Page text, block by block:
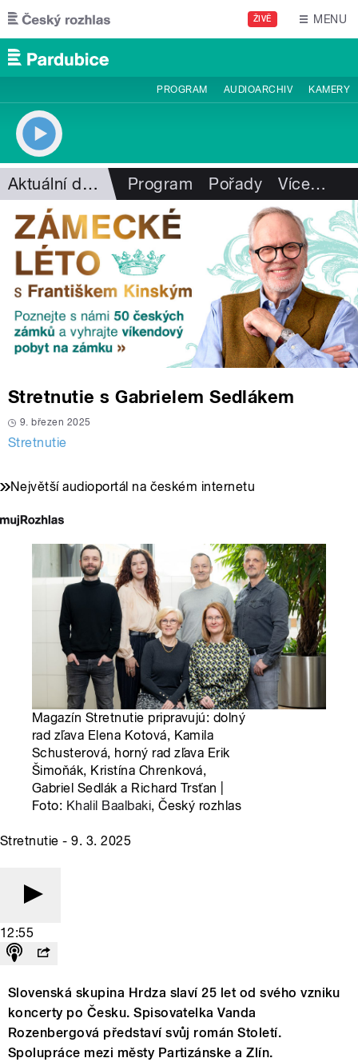
Přejít k hlavnímu obsahu
ŽIVĚ MENU
PROGRAM AUDIOARCHIV KAMERY
Aktuální dění Program Pořady Více…
Stretnutie s Gabrielem Sedlákem
9. březen 2025
Stretnutie
Největší audioportál na českém internetu
Magazín Stretnutie pripravujú: dolný
rad zľava Elena Kotová, Kamila
Schusterová, horný rad zľava Erik
Šimoňák, Kristína Chrenková,
Gabriel Sedlák a Richard Trsťan |
Foto: Khalil Baalbaki, Český rozhlas
Stretnutie - 9. 3. 2025
12:55
Slovenská skupina Hrdza slaví 25 let od svého vzniku
koncerty po Česku. Spisovatelka Vanda
Rozenbergová představí svůj román Století.
Spolupráce mezi městy Partizánske a Zlín.